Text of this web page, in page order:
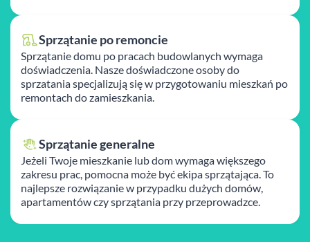
Sprzątanie po remoncie
Sprzątanie domu po pracach budowlanych wymaga
doświadczenia. Nasze doświadczone osoby do
sprzatania specjalizują się w przygotowaniu mieszkań po
remontach do zamieszkania.
Sprzątanie generalne
Jeżeli Twoje mieszkanie lub dom wymaga większego
zakresu prac, pomocna może być ekipa sprzątająca. To
najlepsze rozwiązanie w przypadku dużych domów,
apartamentów czy sprzątania przy przeprowadzce.